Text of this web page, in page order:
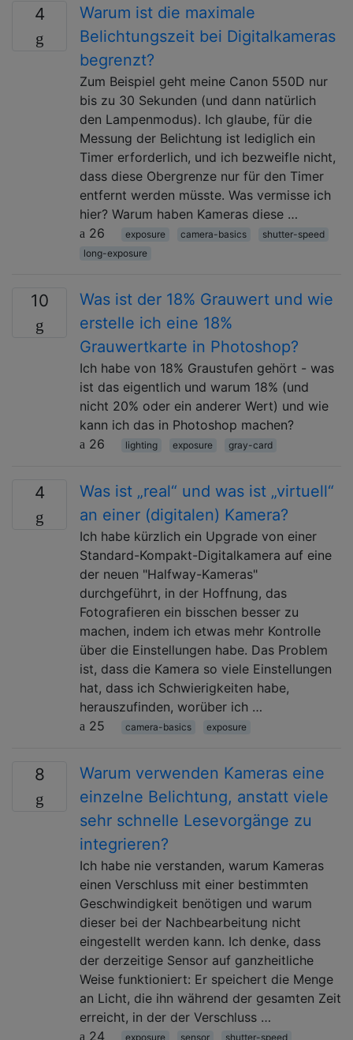
4
Warum ist die maximale
Belichtungszeit bei Digitalkameras
begrenzt?
Zum Beispiel geht meine Canon 550D nur
bis zu 30 Sekunden (und dann natürlich
den Lampenmodus). Ich glaube, für die
Messung der Belichtung ist lediglich ein
Timer erforderlich, und ich bezweifle nicht,
dass diese Obergrenze nur für den Timer
entfernt werden müsste. Was vermisse ich
hier? Warum haben Kameras diese …
26
exposure camera-basics
shutter-speed
long-exposure
10
Was ist der 18% Grauwert und wie
erstelle ich eine 18%
Grauwertkarte in Photoshop?
Ich habe von 18% Graustufen gehört - was
ist das eigentlich und warum 18% (und
nicht 20% oder ein anderer Wert) und wie
kann ich das in Photoshop machen?
26
lighting exposure gray-card
4
Was ist „real“ und was ist „virtuell“
an einer (digitalen) Kamera?
Ich habe kürzlich ein Upgrade von einer
Standard-Kompakt-Digitalkamera auf eine
der neuen "Halfway-Kameras"
durchgeführt, in der Hoffnung, das
Fotografieren ein bisschen besser zu
machen, indem ich etwas mehr Kontrolle
über die Einstellungen habe. Das Problem
ist, dass die Kamera so viele Einstellungen
hat, dass ich Schwierigkeiten habe,
herauszufinden, worüber ich …
25
camera-basics exposure
8
Warum verwenden Kameras eine
einzelne Belichtung, anstatt viele
sehr schnelle Lesevorgänge zu
integrieren?
Ich habe nie verstanden, warum Kameras
einen Verschluss mit einer bestimmten
Geschwindigkeit benötigen und warum
dieser bei der Nachbearbeitung nicht
eingestellt werden kann. Ich denke, dass
der derzeitige Sensor auf ganzheitliche
Weise funktioniert: Er speichert die Menge
an Licht, die ihn während der gesamten Zeit
erreicht, in der der Verschluss …
24
exposure sensor shutter-speed